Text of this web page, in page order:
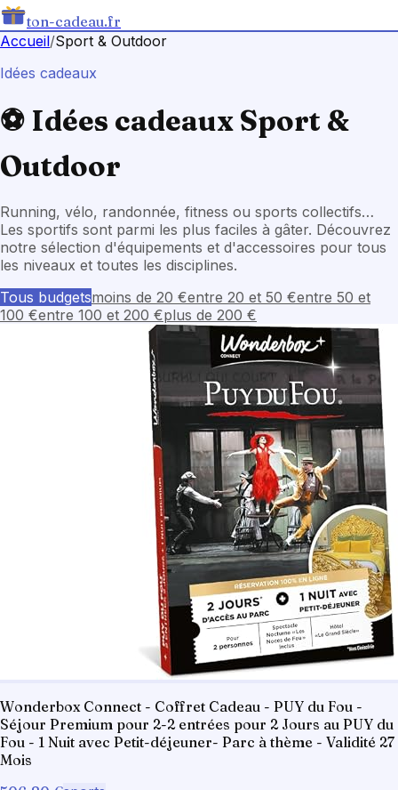
ton-cadeau.fr
Accueil/Sport & Outdoor
Idées cadeaux
⚽ Idées cadeaux Sport &
Outdoor
Running, vélo, randonnée, fitness ou sports collectifs…
Les sportifs sont parmi les plus faciles à gâter. Découvrez
notre sélection d'équipements et d'accessoires pour tous
les niveaux et toutes les disciplines.
Tous budgetsmoins de 20 €entre 20 et 50 €entre 50 et
100 €entre 100 et 200 €plus de 200 €
Wonderbox Connect - Coffret Cadeau - PUY du Fou -
Séjour Premium pour 2-2 entrées pour 2 Jours au PUY du
Fou - 1 Nuit avec Petit-déjeuner- Parc à thème - Validité 27
Mois